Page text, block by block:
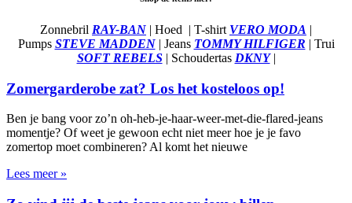
Zonnebril RAY-BAN | Hoed | T-shirt VERO MODA |
Pumps STEVE MADDEN| Jeans TOMMY HILFIGER | Trui
SOFT REBELS| Schoudertas DKNY|
Zomergarderobe zat? Los het kosteloos op!
Ben je bang voor zo’n oh-heb-je-haar-weer-met-die-flared-jeans
momentje? Of weet je gewoon echt niet meer hoe je je favo
zomertop moet combineren? Al komt het nieuwe
Lees meer »